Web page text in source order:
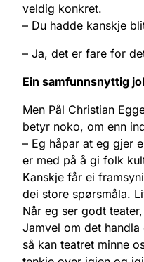
veldig konkret.
– Du hadde kanskje
– Ja, det er fare for
Ein samfunnsnyttig
Men Pål Christian
betyr noko, om enn
– Eg håpar at eg gjer
er med på å gi folk
Kanskje får ei
dei store spørsmåla.
Når eg ser godt
Jamvel om det
så kan teatret minne